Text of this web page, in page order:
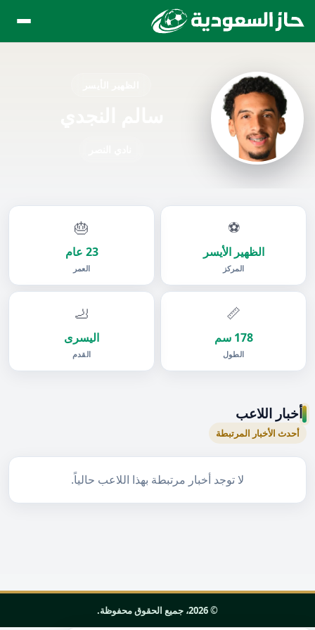
⚽
الظهير الأيسر
المركز
🎂
23 عام
العمر
📏
178 سم
الطول
🦶
اليسرى
القدم
أخبار اللاعب
أحدث الأخبار المرتبطة
لا توجد أخبار مرتبطة بهذا اللاعب حالياً.
© 2026، جميع الحقوق محفوظة.